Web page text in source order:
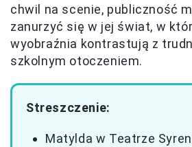
chwil na scenie, publiczność
zanurzyć się w jej świat, w
wyobraźnia kontrastują z
szkolnym otoczeniem.
Streszczenie:
Matylda w Teatrze